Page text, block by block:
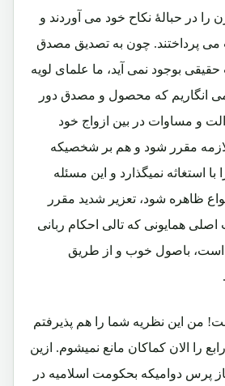
در حبالۀ نکاح خود می آوردند و
پرداختند. چون به تصدیق مصدق
بوجود نمی آید، ما علمای لویه
انگاریم که محصول و مصدق دور
و مساوات در بین ازواج خود
لازمه مقرر شود و هم بر شخصیکه
استغاثه نمیگذارد و این مسئله
ظاهره شود، تعزیر شدید مقرر
اصلی همایونی که تالی احکام ربانی
باصول خوب و از طریق
من این نظریه شما را هم پذیرفتم
را الان کماکان مانع نمیشوم. ازین
پرس دوامیکه بحکومت اسلامیه در